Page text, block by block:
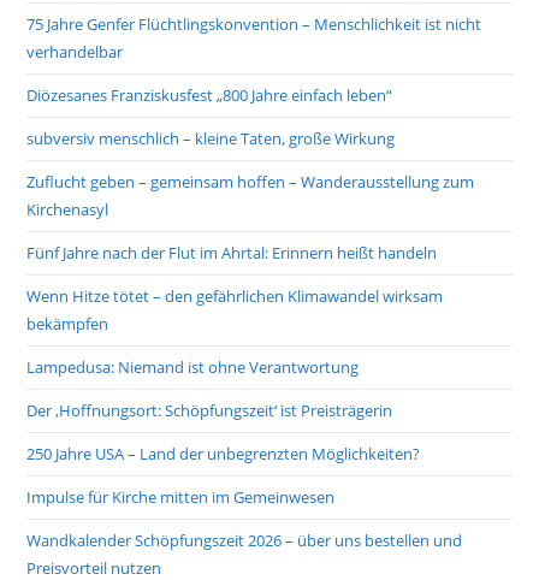
75 Jahre Genfer Flüchtlingskonvention – Menschlichkeit ist nicht
verhandelbar
Diözesanes Franziskusfest „800 Jahre einfach leben“
subversiv menschlich – kleine Taten, große Wirkung
Zuflucht geben – gemeinsam hoffen – Wanderausstellung zum
Kirchenasyl
Fünf Jahre nach der Flut im Ahrtal: Erinnern heißt handeln
Wenn Hitze tötet – den gefährlichen Klimawandel wirksam
bekämpfen
Lampedusa: Niemand ist ohne Verantwortung
Der ‚Hoffnungsort: Schöpfungszeit‘ ist Preisträgerin
250 Jahre USA – Land der unbegrenzten Möglichkeiten?
Impulse für Kirche mitten im Gemeinwesen
Wandkalender Schöpfungszeit 2026 – über uns bestellen und
Preisvorteil nutzen